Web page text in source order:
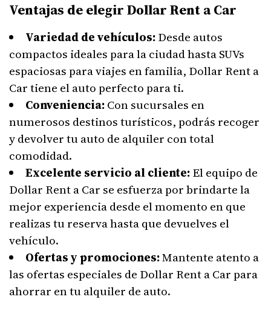
Ventajas de elegir Dollar Rent a Car
Variedad de vehículos:Desde autos
compactos ideales para la ciudad hasta SUVs
espaciosas para viajes en familia, Dollar Rent a
Car tiene el auto perfecto para ti.
Conveniencia:Con sucursales en
numerosos destinos turísticos, podrás recoger
y devolver tu auto de alquiler con total
comodidad.
Excelente servicio al cliente:El equipo de
Dollar Rent a Car se esfuerza por brindarte la
mejor experiencia desde el momento en que
realizas tu reserva hasta que devuelves el
vehículo.
Ofertas y promociones:Mantente atento a
las ofertas especiales de Dollar Rent a Car para
ahorrar en tu alquiler de auto.